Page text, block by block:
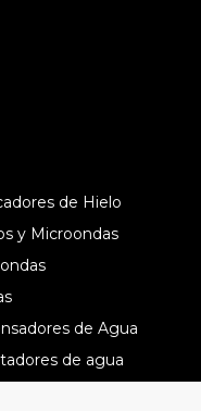
de Hielo
y Microondas
de Agua
de agua